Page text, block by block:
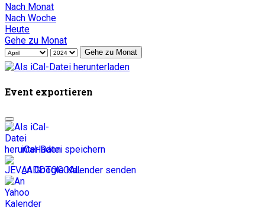
Nach Monat
Nach Woche
Heute
Gehe zu Monat
Gehe zu Monat
Event exportieren
iCal-Datei speichern
An Google Kalender senden